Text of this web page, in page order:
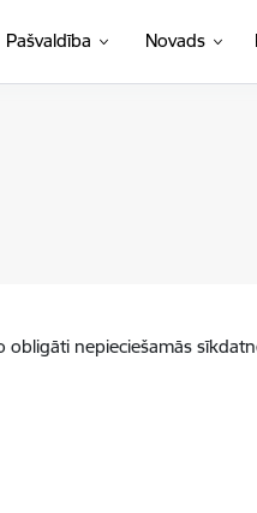
Pašvaldība Novads
nepieciešamās